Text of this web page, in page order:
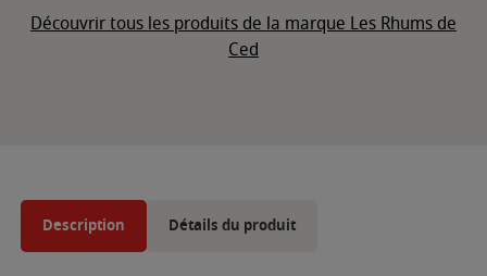
Découvrir tous les produits de la marque Les Rhums de
Ced
Description Détails du produit